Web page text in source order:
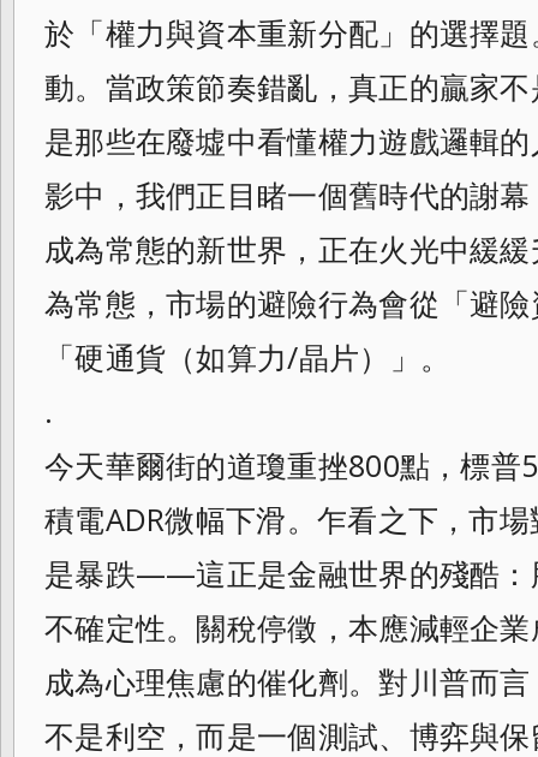
於「權力與資本重新分配」的選擇
動。當政策節奏錯亂，真正的贏家
是那些在廢墟中看懂權力遊戲邏輯
影中，我們正目睹一個舊時代的謝
成為常態的新世界，正在火光中緩
為常態，市場的避險行為會從「避
「硬通貨（如算力/晶片）」。
.
今天華爾街的道瓊重挫800點，標普
積電ADR微幅下滑。乍看之下，市
是暴跌——這正是金融世界的殘酷：
不確定性。關稅停徵，本應減輕企
成為心理焦慮的催化劑。對川普而
不是利空，而是一個測試、博弈與